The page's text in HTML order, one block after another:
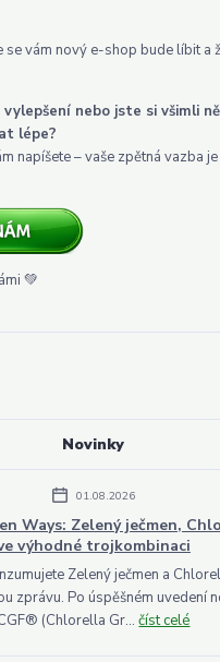
Novinky
01.08.2026
Ways: Zelený ječmen,
výhodné trojkombinaci
Zelený ječmen a
zprávu. Po úspěšném uvedení
(Chlorella Gr...číst celé
se vám nový e-shop bude líbit a
nebo jste si všimli
lépe?
napíšete – vaše zpětná vazba
💚